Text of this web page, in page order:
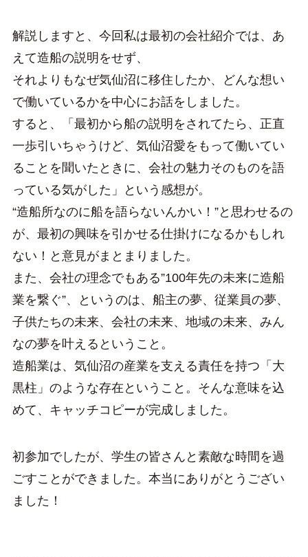
解説しますと、今回私は最初の会社紹介では、あ
えて造船の説明をせず、
それよりもなぜ気仙沼に移住したか、どんな想い
で働いているかを中心にお話をしました。
すると、「最初から船の説明をされてたら、正直
一歩引いちゃうけど、気仙沼愛をもって働いてい
ることを聞いたときに、会社の魅力そのものを語
っている気がした」という感想が。
“造船所なのに船を語らないんかい！”と思わせるの
が、最初の興味を引かせる仕掛けになるかもしれ
ない！と意見がまとまりました。
また、会社の理念でもある”100年先の未来に造船
業を繋ぐ”、というのは、船主の夢、従業員の夢、
子供たちの未来、会社の未来、地域の未来、みん
なの夢を叶えるということ。
造船業は、気仙沼の産業を支える責任を持つ「大
黒柱」のような存在ということ。そんな意味を込
めて、キャッチコピーが完成しました。
初参加でしたが、学生の皆さんと素敵な時間を過
ごすことができました。本当にありがとうござい
ました！